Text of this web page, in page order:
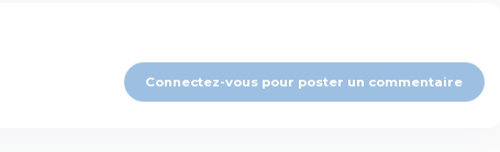
Connectez-vous pour poster un commentaire